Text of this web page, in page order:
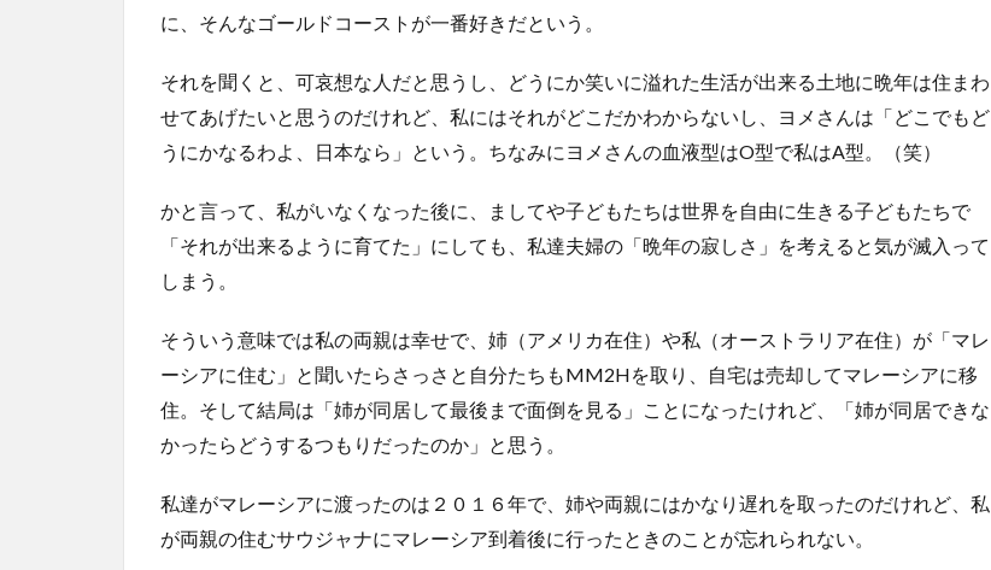
に、そんなゴールドコーストが一番好きだという。
それを聞くと、可哀想な人だと思うし、どうにか笑いに溢れた生活が出来る土地に晩年は住まわ
せてあげたいと思うのだけれど、私にはそれがどこだかわからないし、ヨメさんは「どこでもど
うにかなるわよ、日本なら」という。ちなみにヨメさんの血液型はO型で私はA型。（笑）
かと言って、私がいなくなった後に、ましてや子どもたちは世界を自由に生きる子どもたちで
「それが出来るように育てた」にしても、私達夫婦の「晩年の寂しさ」を考えると気が滅入って
しまう。
そういう意味では私の両親は幸せで、姉（アメリカ在住）や私（オーストラリア在住）が「マレ
ーシアに住む」と聞いたらさっさと自分たちもMM2Hを取り、自宅は売却してマレーシアに移
住。そして結局は「姉が同居して最後まで面倒を見る」ことになったけれど、「姉が同居できな
かったらどうするつもりだったのか」と思う。
私達がマレーシアに渡ったのは２０１６年で、姉や両親にはかなり遅れを取ったのだけれど、私
が両親の住むサウジャナにマレーシア到着後に行ったときのことが忘れられない。